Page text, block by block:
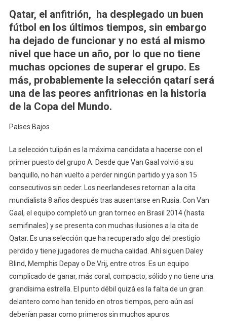
Qatar, el anfitrión, ha desplegado un buen
fútbol en los últimos tiempos, sin embargo
ha dejado de funcionar y no está al mismo
nivel que hace un año, por lo que no tiene
muchas opciones de superar el grupo. Es
más, probablemente la selección qatarí será
una de las peores anfitrionas en la historia
de la Copa del Mundo.
Países Bajos
La selección tulipán es la máxima candidata a hacerse con el
primer puesto del grupo A. Desde que Van Gaal volvió a su
banquillo, no han vuelto a perder ningún partido y ya son 15
consecutivos sin ceder. Los neerlandeses retornan a la cita
mundialista 8 años después tras ausentarse en Rusia. Con Van
Gaal, el equipo completó un gran torneo en Brasil 2014 (hasta
semifinales) y se presenta con muchas ilusiones a la cita de
Qatar. Es una selección que ha recuperado algo del prestigio
perdido y tiene jugadores de mucha calidad. Ahí siguen Daley
Blind, Memphis Depay o De Vrij, entre otros. Es un equipo
complicado de ganar, más coral, compacto, sólido y no tiene una
grandísima estrella. El punto débil quizá es la falta de un gran
delantero como han tenido en otros tiempos, pero aún así
deberían pasar como primeros sin muchos apuros.